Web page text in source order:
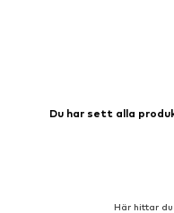
Du har sett alla
Här hittar